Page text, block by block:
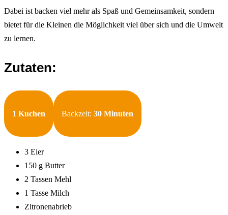
Dabei ist backen viel mehr als Spaß und Gemeinsamkeit, sondern
bietet für die Kleinen die Möglichkeit viel über sich und die Umwelt
zu lernen.
Zutaten:
1 Kuchen Backzeit: 30 Minuten
3 Eier
150 g Butter
2 Tassen Mehl
1 Tasse Milch
Zitronenabrieb